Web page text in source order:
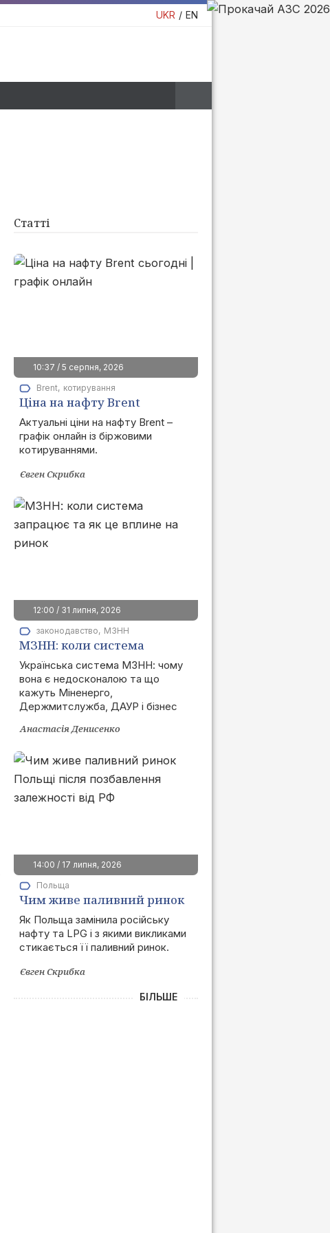
UKR EN
Статті
10:37 / 5 серпня, 2026
Brent котирування
Ціна на нафту Brent
сьогодні | графік онлайн
Актуальні ціни на нафту Brent –
графік онлайн із біржовими
котируваннями.
Євген Скрибка
12:00 / 31 липня, 2026
законодавство
МЗНН
МЗНН: коли система
запрацює та як це вплине
на ринок
Українська система МЗНН: чому
вона є недосконалою та що
кажуть Міненерго,
Держмитслужба, ДАУР і бізнес
Анастасія Денисенко
14:00 / 17 липня, 2026
Польща
Чим живе паливний ринок
Польщі після позбавлення
залежності від РФ
Як Польща замінила російську
нафту та LPG і з якими викликами
стикається її паливний ринок.
Євген Скрибка
БІЛЬШЕ